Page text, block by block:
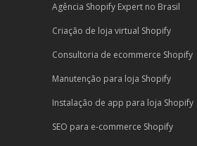
Agência Shopify Expert no Brasil
Criação de loja virtual Shopify
Consultoria de ecommerce Shopify
Manutenção para loja Shopify
Instalação de app para loja Shopify
SEO para e-commerce Shopify